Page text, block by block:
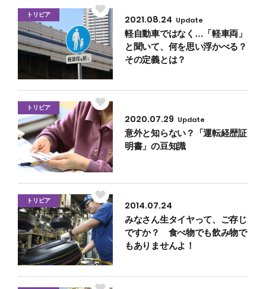
2021.08.24 Update
軽自動車ではなく…「軽車両」
と聞いて、何を思い浮かべる？
その定義とは？
トリビア
2020.07.29 Update
意外と知らない？「運転経歴証
明書」の豆知識
トリビア
2014.07.24
みなさん生タイヤって、ご存じ
ですか？ 食べ物でも飲み物で
もありませんよ！
トリビア